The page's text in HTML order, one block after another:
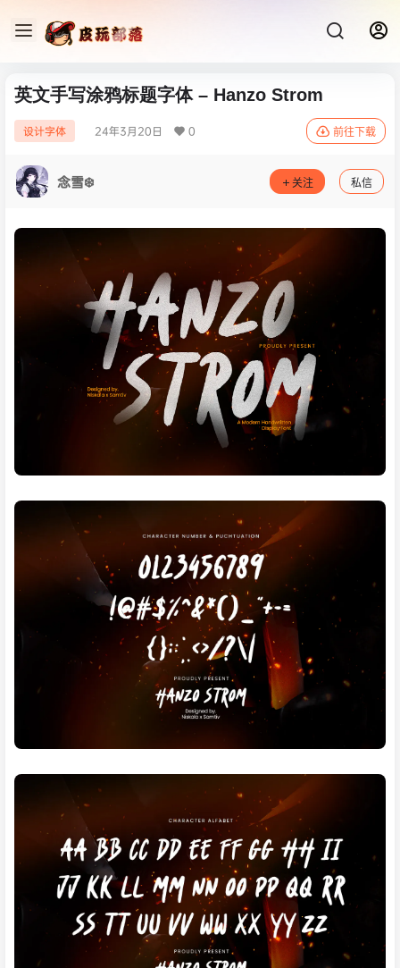
英文手写涂鸦标题字体 – Hanzo Strom
设计字体 24年3月20日 0 前往下载
念雪❄️ 关注 私信